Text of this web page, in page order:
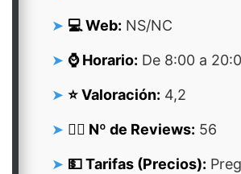
💻 Web: NS/NC
⌚ Horario: De 8:00 a
⭐ Valoración: 4,2
👍🏻 Nº de Reviews: 56
💵 Tarifas (Precios):